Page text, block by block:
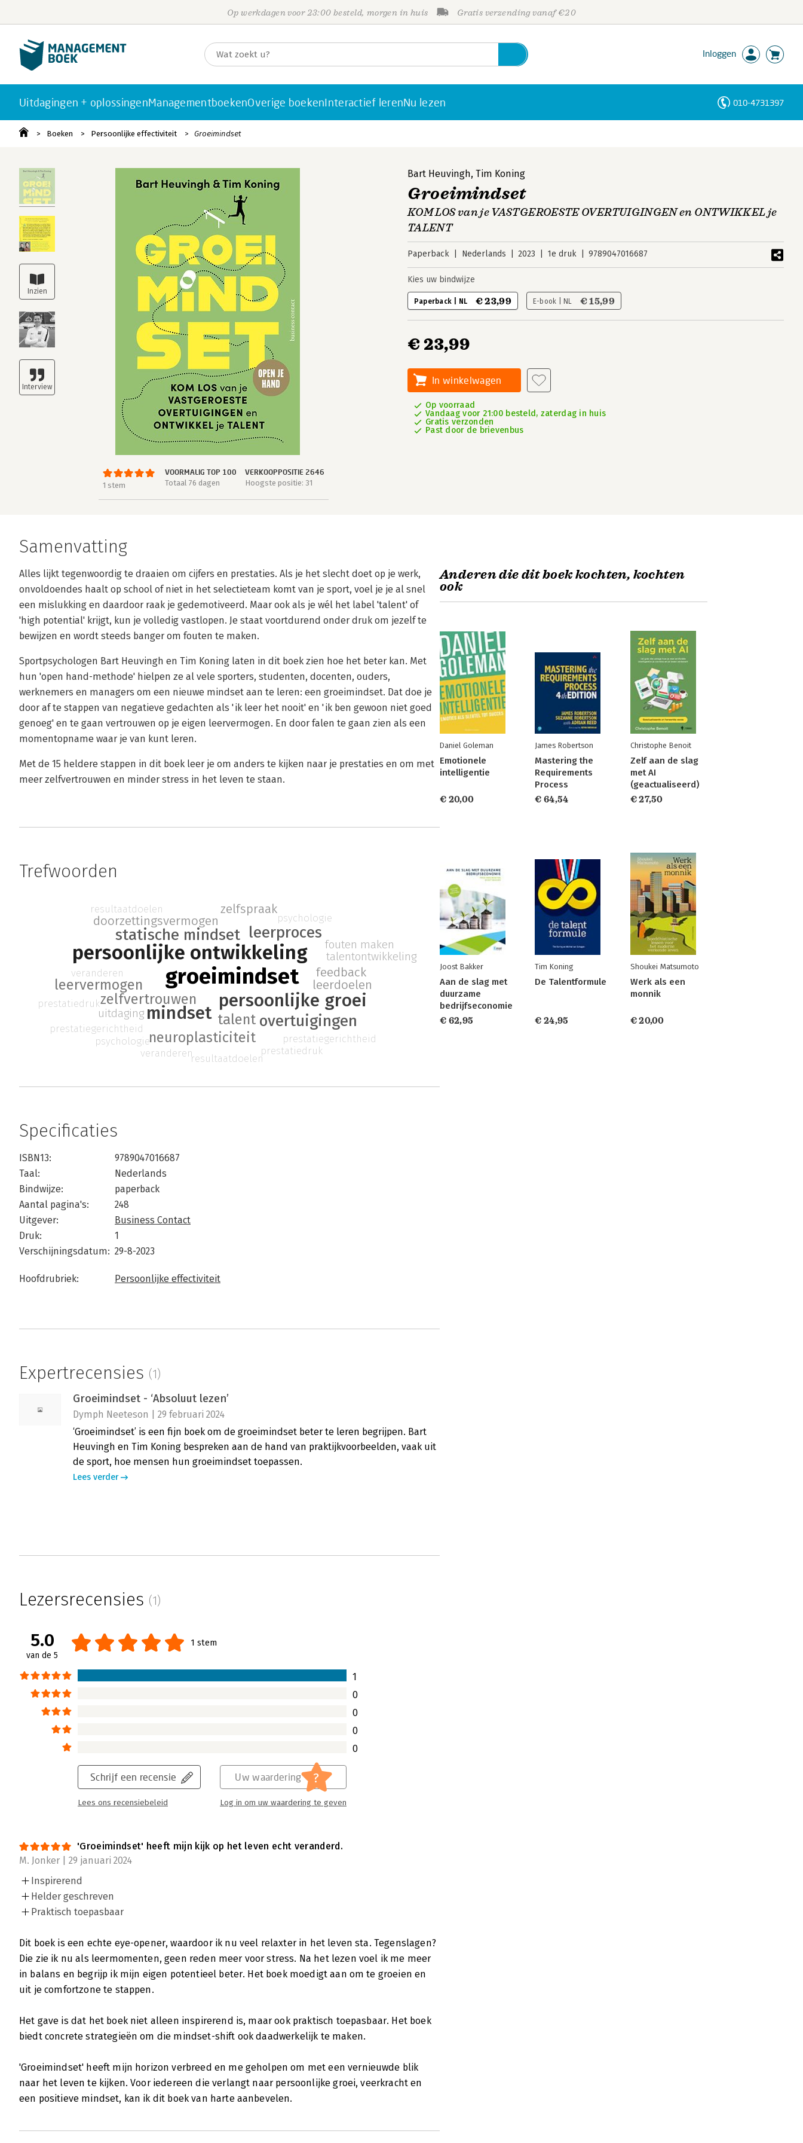
Op werkdagen voor 23:00 besteld, morgen in huis Gratis verzending vanaf €20
Inloggen
Uitdagingen + oplossingenManagementboekenOverige boekenInteractief lerenNu lezen 010-4731397
Boeken Persoonlijke effectiviteit Groeimindset
1 stem
VOORMALIG TOP 100
Totaal 76 dagen
VERKOOPPOSITIE 2646
Hoogste positie: 31
Bart Heuvingh, Tim Koning
Groeimindset
KOM LOS van je VASTGEROESTE OVERTUIGINGEN en ONTWIKKEL je
TALENT
Paperback Nederlands 2023 1e druk 9789047016687
Kies uw bindwijze
Paperback | NL € 23,99 E-book | NL € 15,99
€ 23,99
In winkelwagen
Op voorraad
Vandaag voor 21:00 besteld, zaterdag in huis
Gratis verzonden
Past door de brievenbus
Samenvatting
Alles lijkt tegenwoordig te draaien om cijfers en prestaties. Als je het slecht doet op je werk,
onvoldoendes haalt op school of niet in het selectieteam komt van je sport, voel je je al snel
een mislukking en daardoor raak je gedemotiveerd. Maar ook als je wél het label 'talent' of
'high potential' krijgt, kun je volledig vastlopen. Je staat voortdurend onder druk om jezelf te
bewijzen en wordt steeds banger om fouten te maken.
Sportpsychologen Bart Heuvingh en Tim Koning laten in dit boek zien hoe het beter kan. Met
hun 'open hand-methode' hielpen ze al vele sporters, studenten, docenten, ouders,
werknemers en managers om een nieuwe mindset aan te leren: een groeimindset. Dat doe je
door af te stappen van negatieve gedachten als 'ik leer het nooit' en 'ik ben gewoon niet goed
genoeg' en te gaan vertrouwen op je eigen leervermogen. En door falen te gaan zien als een
momentopname waar je van kunt leren.
Met de 15 heldere stappen in dit boek leer je om anders te kijken naar je prestaties en om met
meer zelfvertrouwen en minder stress in het leven te staan.
Trefwoorden
groeimindset
persoonlijke ontwikkeling
persoonlijke groei
mindset
statische mindset
overtuigingen
leerproces
neuroplasticiteit
talent
zelfvertrouwen
leervermogen
feedback
doorzettingsvermogen
leerdoelen
zelfspraak
fouten maken
talentontwikkeling
uitdaging
psychologie
prestatiegerichtheid
prestatiedruk
veranderen
resultaatdoelen
psychologie
prestatiegerichtheid
prestatiedruk
veranderen
resultaatdoelen
Specificaties
ISBN13:
9789047016687
Taal:
Nederlands
Bindwijze:
paperback
Aantal pagina's:
248
Uitgever:
Business Contact
Druk:
1
Verschijningsdatum: 29-8-2023
Hoofdrubriek: Persoonlijke effectiviteit
Expertrecensies (1)
Groeimindset - ‘Absoluut lezen’
Dymph Neeteson | 29 februari 2024
‘Groeimindset’ is een fijn boek om de groeimindset beter te leren begrijpen. Bart
Heuvingh en Tim Koning bespreken aan de hand van praktijkvoorbeelden, vaak uit
de sport, hoe mensen hun groeimindset toepassen.
Lees verder
Lezersrecensies (1)
5.0
van de 5
1 stem
1
0
0
0
0
Schrijf een recensie
Lees ons recensiebeleid
Uw waardering ?
Log in om uw waardering te geven
'Groeimindset' heeft mijn kijk op het leven echt veranderd.
M. Jonker | 29 januari 2024
Inspirerend
Helder geschreven
Praktisch toepasbaar
Dit boek is een echte eye-opener, waardoor ik nu veel relaxter in het leven sta. Tegenslagen?
Die zie ik nu als leermomenten, geen reden meer voor stress. Na het lezen voel ik me meer
in balans en begrijp ik mijn eigen potentieel beter. Het boek moedigt aan om te groeien en
uit je comfortzone te stappen.
Het gave is dat het boek niet alleen inspirerend is, maar ook praktisch toepasbaar. Het boek
biedt concrete strategieën om die mindset-shift ook daadwerkelijk te maken.
'Groeimindset' heeft mijn horizon verbreed en me geholpen om met een vernieuwde blik
naar het leven te kijken. Voor iedereen die verlangt naar persoonlijke groei, veerkracht en
een positieve mindset, kan ik dit boek van harte aanbevelen.
Anderen die dit boek kochten, kochten
ook
Daniel Goleman
Emotionele
intelligentie
€ 20,00
James Robertson
Mastering the
Requirements
Process
€ 64,54
Christophe Benoit
Zelf aan de slag
met AI
(geactualiseerd)
€ 27,50
Joost Bakker
Aan de slag met
duurzame
bedrijfseconomie
€ 62,95
Tim Koning
De Talentformule
€ 24,95
Shoukei Matsumoto
Werk als een
monnik
€ 20,00
Personen